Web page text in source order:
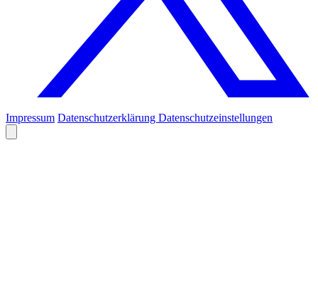
Impressum Datenschutzerklärung Datenschutzeinstellungen